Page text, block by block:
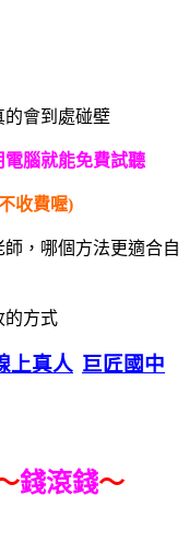
的會到處碰壁
電腦就能免費試聽
收費喔)
，哪個方法更適合自
的方式
上真人 巨匠國中
錢滾錢～